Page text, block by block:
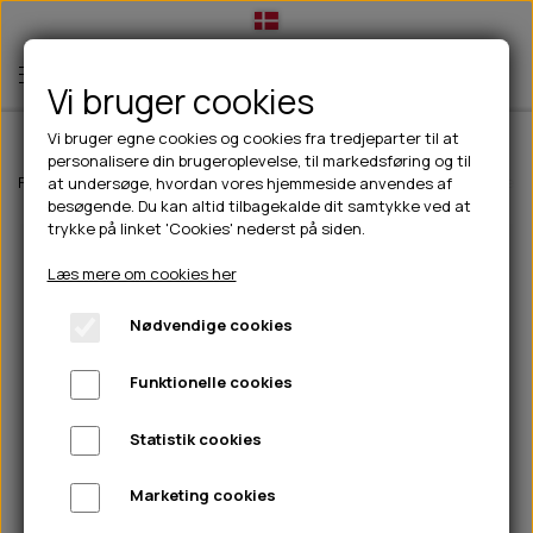
TIL HUND
💧FODER- VANDSKÅLE
CHICOPEE
GODBIDSTASKE
HALSBÅND
🦴 GODBIDDER & SNACKS
🍖 SMAGSVARIANTER
🎾 LEGETØJ
TÆNDER, ØRE, ØJE, POTER & NÆSE
🐾 UDSTYR & KOMFORT
TIL HUNDEEJER
DRIKKEFLASKER/TERMOFLASKER
HUER OG VANTER
PINEWOOD SALES
TIL KAT
TILBUD
NYHEDER
ABONNEMENT
Forside Til hunde Halsbånd, liner & seler Liner JHS Læder
Vi bruger cookies
Vi bruger egne cookies og cookies fra tredjeparter til at
personalisere din brugeroplevelse, til markedsføring og til
at undersøge, hvordan vores hjemmeside anvendes af
besøgende. Du kan altid tilbagekalde dit samtykke ved at
trykke på linket 'Cookies' nederst på siden.
Læs mere om cookies her
Nødvendige cookies
Funktionelle cookies
Statistik cookies
Marketing cookies